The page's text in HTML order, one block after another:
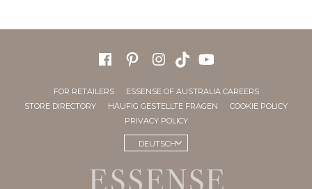
FOR RETAILERS
ESSENSE OF AUSTRALIA CAREERS
STORE DIRECTORY
HÄUFIG GESTELLTE FRAGEN
COOKIE POLICY
PRIVACY POLICY
DEUTSCH